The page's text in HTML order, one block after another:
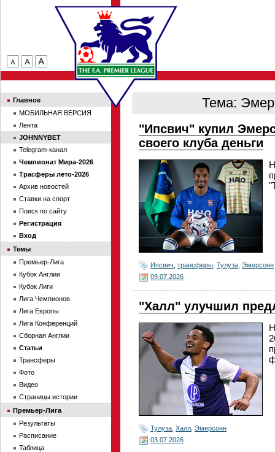
Тема:
"Ипсвич" купил
своего клуба деньги
Ипсвич трансферы Тулуза Эмерсонн
09.07.2026
"Халл" улучшил
Тулуза Халл Эмерсонн
03.07.2026
Главное
МОБИЛЬНАЯ ВЕРСИЯ
Лента
JOHNNYBET
Telegram-канал
Чемпионат Мира-2026
Трасферы лето-2026
Архив новостей
Ставки на спорт
Поиск по сайту
Регистрация
Вход
Темы
Премьер-Лига
Кубок Англии
Кубок Лиги
Лига Чемпионов
Лига Европы
Лига Конференций
Сборная Англии
Статьи
Трансферы
Фото
Видео
Страницы истории
Премьер-Лига
Результаты
Расписание
Таблица